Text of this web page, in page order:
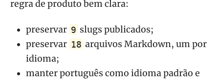
regra de produto bem clara:
preservar 9 slugs publicados;
preservar 18 arquivos Markdown, um por
idioma;
manter português como idioma padrão e